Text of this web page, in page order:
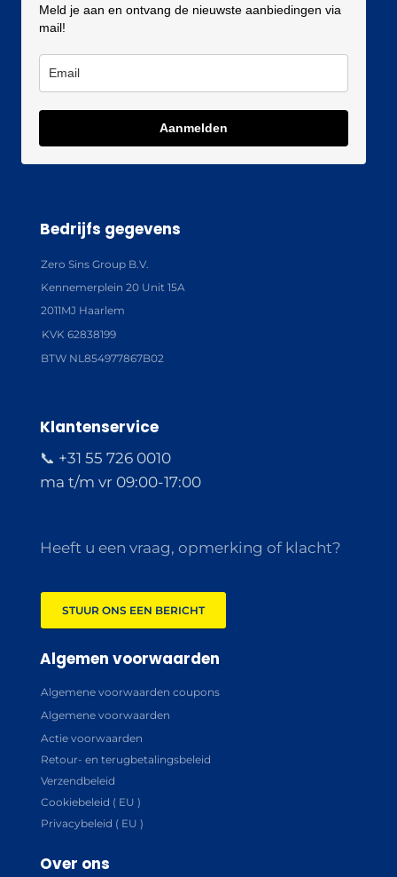
Meld je aan en ontvang de nieuwste aanbiedingen via
mail!
Aanmelden
Bedrijfs gegevens
Zero Sins Group B.V.
Kennemerplein 20 Unit 15A
2011MJ Haarlem
KVK 62838199
BTW NL854977867B02
Klantenservice
📞 +31 55 726 0010
ma t/m vr 09:00-17:00
Heeft u een vraag, opmerking of klacht?
STUUR ONS EEN BERICHT
Algemen voorwaarden
Algemene voorwaarden coupons
Algemene voorwaarden
Actie voorwaarden
Retour- en terugbetalingsbeleid
Verzendbeleid
Cookiebeleid ( EU )
Privacybeleid ( EU )
Over ons